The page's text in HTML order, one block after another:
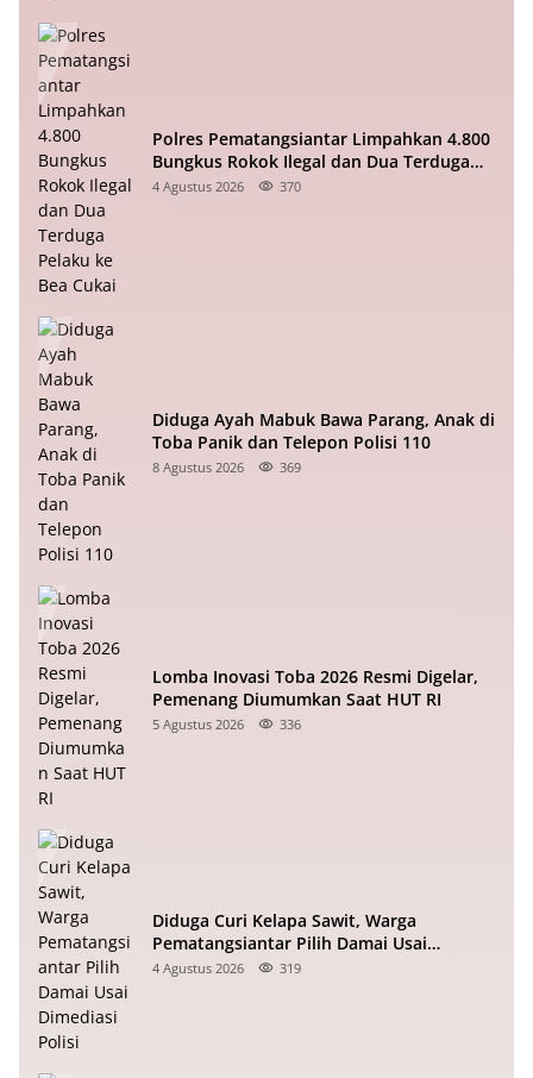
Polres Pematangsiantar Limpahkan 4.800
Bungkus Rokok Ilegal dan Dua Terduga
Pelaku ke Bea Cukai
4 Agustus 2026 370
Diduga Ayah Mabuk Bawa Parang, Anak di
Toba Panik dan Telepon Polisi 110
8 Agustus 2026 369
Lomba Inovasi Toba 2026 Resmi Digelar,
Pemenang Diumumkan Saat HUT RI
5 Agustus 2026 336
Diduga Curi Kelapa Sawit, Warga
Pematangsiantar Pilih Damai Usai
Dimediasi Polisi
4 Agustus 2026 319